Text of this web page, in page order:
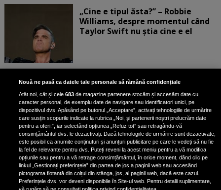
„Cine e tipul ăsta?” – Robbie
Williams, despre momentul când
Taylor Swift nu știa cine e el
Bruce Dickinson, solistul trupei
Iron Maiden, şi-a arătat talentul
de scrimer la un concurs în Franţa
Nicki Minaj, acuzată de agresiune
de fostul manager: Detalii șocante
din proces
Nicki Minaj le-a lăudat pe...
Nouă ne pasă ca datele tale personale să rămână confidențiale
Atât noi, cât și cele683 de magazine partenere stocăm și accesăm date cu
caracter personal, de exemplu date de navigare sau identificatori unici, pe
dispozitivul dvs. Apăsând pe butonul „Acceptare”, activați tehnologiile de urmărire
care susțin scopurile indicate la rubrica „Noi, și partenerii noștri prelucrăm date
pentru a oferi:”, iar selectând opțiunea „Refuz tot” sau retragându-vă
consimțământul dvs. le dezactivați. Dacă tehnologiile de urmărire sunt dezactivate,
este posibil ca anumite conținuturi și anunțuri publicitare pe care le vedeți să nu fie
la fel de relevante pentru dvs. Puteți reveni la acest meniu pentru a vă modifica
opțiunile sau pentru a vă retrage consimțământul, în orice moment, dând clic pe
linkul „Gestionați preferințele” din partea de jos a paginii web sau accesând
pictograma flotantă din colțul din stânga, jos, al paginii web, dacă este cazul.
Preferințele dvs. vor deveni disponibile în Site-ul web. Pentru detalii suplimentare,